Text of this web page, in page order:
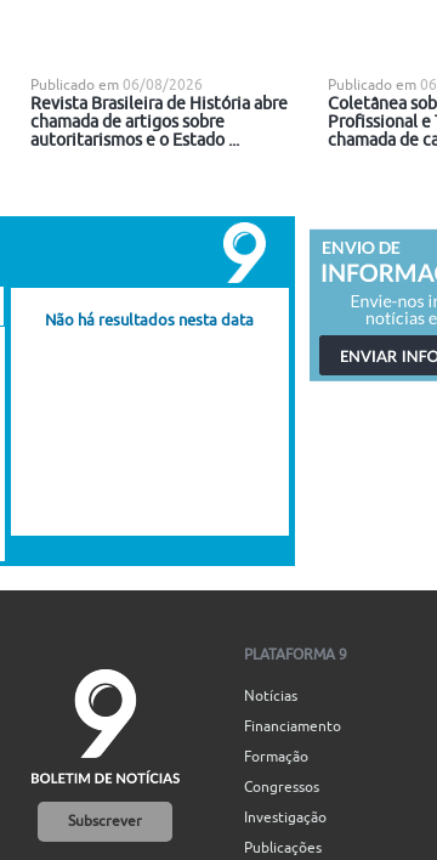
Publicado em 06/08/2026
Revista Brasileira de História abre
chamada de artigos sobre
autoritarismos e o Estado ...
Publicado em
Coletânea
Profissional e
chamada de
Não há resultados nesta data
Subscrever
PLATAFORMA 9
Notícias
Financiamento
Formação
Congressos
Investigação
Publicações